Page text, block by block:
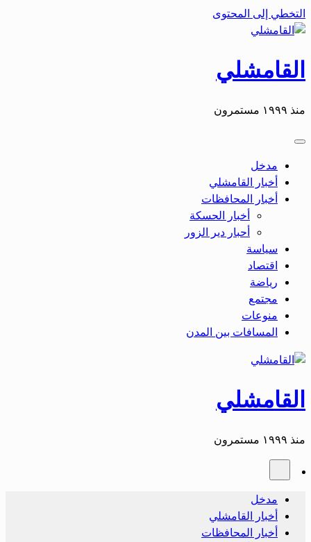
التخطي إلى المحتوى
القامشلي
منذ ١٩٩٩ مستمرون
مدخل
أخبار القامشلي
أخبار المحافظات
أخبار الحسكة
أحبار دير الزور
سياسة
اقتصاد
رياضة
مجتمع
منوعات
المسافات بين المدن
القامشلي
منذ ١٩٩٩ مستمرون
مدخل
أخبار القامشلي
أخبار المحافظات